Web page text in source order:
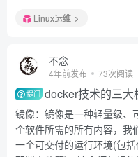
Linux运维
不念
4年前发布 73次阅读
提问 docker技术的三大
镜像：镜像是一种轻量级、
个软件所需的所有内容，我
一个可交付的运行环境(包